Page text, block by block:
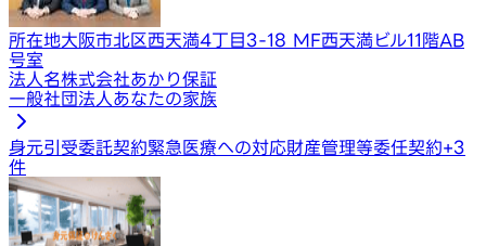
所在地大阪市北区西天満4丁目3-18 MF西天満ビル11階AB
号室
法人名株式会社あかり保証
一般社団法人あなたの家族
身元引受委託契約緊急医療への対応財産管理等委任契約+3
件